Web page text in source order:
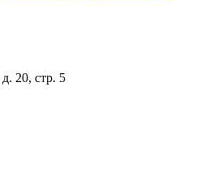
20, стр. 5